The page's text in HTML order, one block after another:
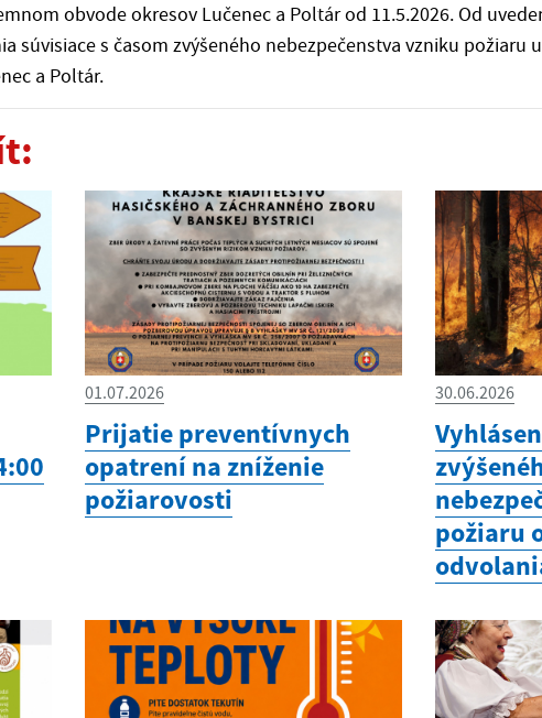
obvode okresov Lučenec a Poltár od 11.5.2026. Od
súvisiace s časom zvýšeného nebezpečenstva vzniku požiaru
a Poltár.
01.07.2026
Prijatie preventívnych
opatrení na zníženie
požiarovosti
30.06.2026
požiaru